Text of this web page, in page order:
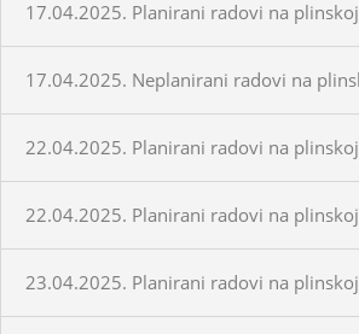
17.04.2025. Planirani radovi na
17.04.2025. Neplanirani radovi na
22.04.2025. Planirani radovi na
22.04.2025. Planirani radovi na
23.04.2025. Planirani radovi na